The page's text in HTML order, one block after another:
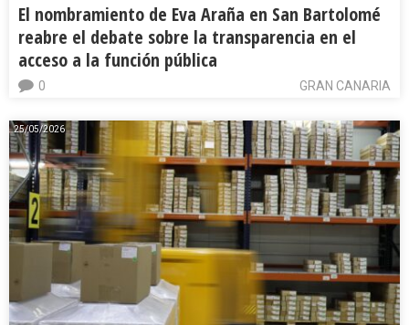
El nombramiento de Eva Araña en San Bartolomé
reabre el debate sobre la transparencia en el
acceso a la función pública
GRAN CANARIA
0
25/05/2026